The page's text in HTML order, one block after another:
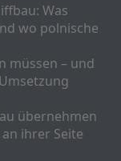
Was
wo polnische
müssen – und
übernehmen
ihrer Seite